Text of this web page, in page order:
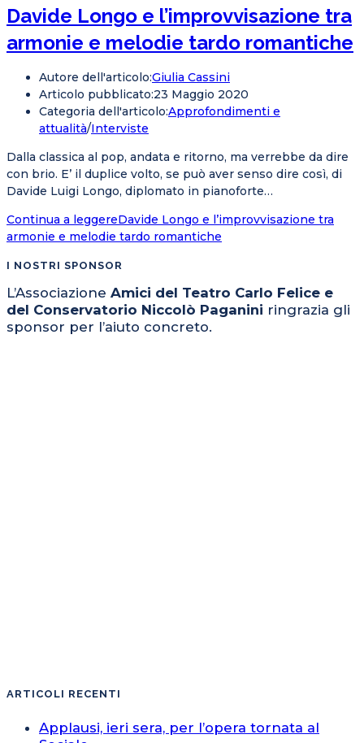
Davide Longo e l’improvvisazione tra
armonie e melodie tardo romantiche
Autore dell'articolo:Giulia Cassini
Articolo pubblicato:23 Maggio 2020
Categoria dell'articolo:Approfondimenti e
attualità/Interviste
Dalla classica al pop, andata e ritorno, ma verrebbe da dire
con brio. E’ il duplice volto, se può aver senso dire così, di
Davide Luigi Longo, diplomato in pianoforte…
Continua a leggereDavide Longo e l’improvvisazione tra
armonie e melodie tardo romantiche
I NOSTRI SPONSOR
L’Associazione Amici del Teatro Carlo Felice e
del Conservatorio Niccolò Paganini ringrazia gli
sponsor per l’aiuto concreto.
ARTICOLI RECENTI
Applausi, ieri sera, per l’opera tornata al